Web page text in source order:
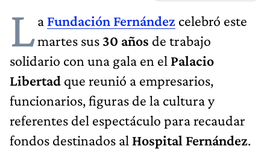
La Fundación Fernández celebró este
martes sus 30 años de trabajo
solidario con una gala en el Palacio
Libertad que reunió a empresarios,
funcionarios, figuras de la cultura y
referentes del espectáculo para recaudar
fondos destinados al Hospital Fernández.